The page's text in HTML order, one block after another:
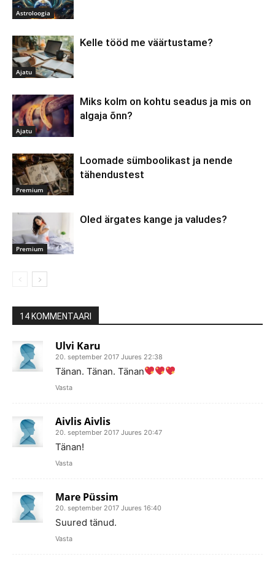
Astroloogia
Ajatu
Kelle tööd me väärtustame?
Ajatu
Miks kolm on kohtu seadus ja mis on
algaja õnn?
Premium
Loomade sümboolikast ja nende
tähendustest
Premium
Oled ärgates kange ja valudes?
14 KOMMENTAARI
Ulvi Karu
20. september 2017 Juures 22:38
Tänan. Tänan. Tänan
Vasta
Aivlis Aivlis
20. september 2017 Juures 20:47
Tänan!
Vasta
Mare Püssim
20. september 2017 Juures 16:40
Suured tänud.
Vasta